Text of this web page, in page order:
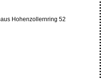
Hohenzollernring 52